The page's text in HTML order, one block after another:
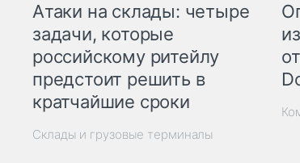
Атаки на склады: четыре
задачи, которые
российскому ритейлу
предстоит решить в
кратчайшие сроки
Склады и грузовые терминалы